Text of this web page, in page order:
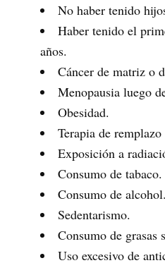
No haber tenido
Haber tenido el
años.
Cáncer de matriz o
Menopausia luego
Obesidad.
Terapia de
Exposición a
Consumo de tabaco.
Consumo de alcohol.
Sedentarismo.
Consumo de grasas
Uso excesivo de